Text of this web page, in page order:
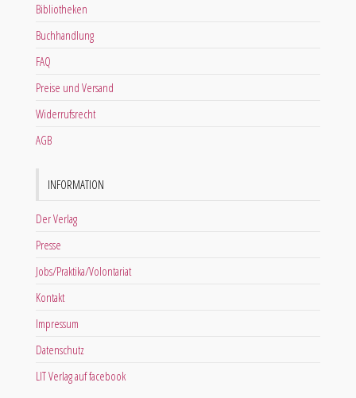
Bibliotheken
Buchhandlung
FAQ
Preise und Versand
Widerrufsrecht
AGB
INFORMATION
Der Verlag
Presse
Jobs/Praktika/Volontariat
Kontakt
Impressum
Datenschutz
LIT Verlag auf facebook